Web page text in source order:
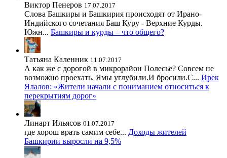
Виктор Пенеров 17.07.2017
Слова Башкиры и Башкирия происходят от Ирано-
Индийского сочетания Баш Куру - Верхние Курды.
Южн... Башкиры и курды – что общего?
Татьяна Каленник 11.07.2017
А как же с дорогой в микрорайон Полесье? Совсем не
возможно проехать. Ямы углубили.И бросили.С... Ирек
Ялалов: «Жители начали с пониманием относиться к
перекрытиям дорог»
Линарт Ильясов 01.07.2017
где хорош врать самим себе... Доходы жителей
Башкирии выросли на 9,5%